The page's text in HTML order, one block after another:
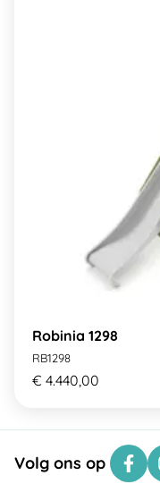
Robinia 1298
RB1298
€ 4.440,00
Volg ons op